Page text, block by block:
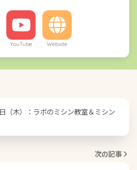
YouTube Website
（木）：ラボのミシン教室＆ミシン
次の記事